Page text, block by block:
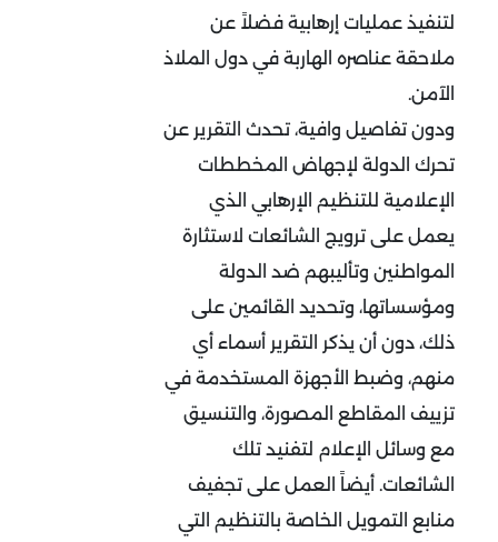
لتنفيذ عمليات إرهابية فضلاً عن
ملاحقة عناصره الهاربة في دول الملاذ
الآمن.
ودون تفاصيل وافية، تحدث التقرير عن
تحرك الدولة لإجهاض المخططات
الإعلامية للتنظيم الإرهابي الذي
يعمل على ترويج الشائعات لاستثارة
المواطنين وتأليبهم ضد الدولة
ومؤسساتها، وتحديد القائمين على
ذلك، دون أن يذكر التقرير أسماء أي
منهم، وضبط الأجهزة المستخدمة في
تزييف المقاطع المصورة، والتنسيق
مع وسائل الإعلام لتفنيد تلك
الشائعات. أيضاً العمل على تجفيف
منابع التمويل الخاصة بالتنظيم التي